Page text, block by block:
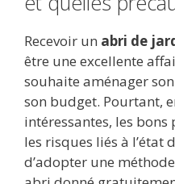
b
o
o
k
er l di
t
Recevoir un abri de
être une excellente
souhaite aménager
son budget. Pourtant,
intéressantes, les
les risques liés à l’état
d’adopter une